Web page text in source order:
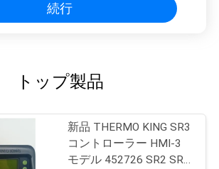
続行
トップ製品
新品 THERMO KING SR3
コントローラー HMI-3
モデル 452726 SR2 SR3